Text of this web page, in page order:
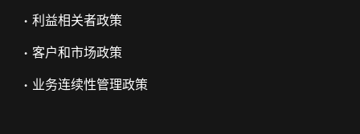
• 利益相关者政策
• 客户和市场政策
• 业务连续性管理政策